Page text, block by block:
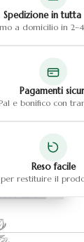
Spedizione in tutta
a domicilio in
Pagamenti
e bonifico con
Reso facile
restituire il